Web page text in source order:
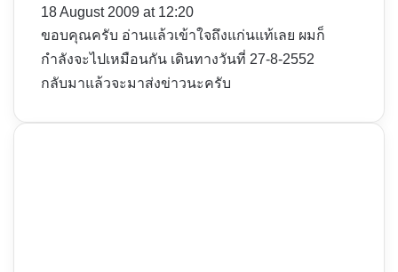
s
:
18 August 2009 at 12:20
ขอบคุณครับ อ่านแล้วเข้าใจถึงแก่นแท้เลย ผมก็
กำลังจะไปเหมือนกัน เดินทางวันที่ 27-8-2552
กลับมาแล้วจะมาส่งข่าวนะครับ